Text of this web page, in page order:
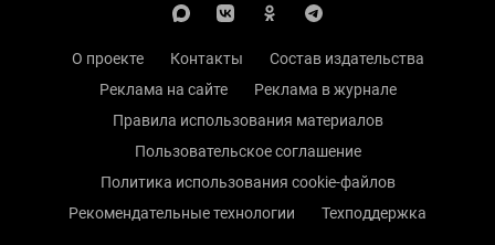
О проекте Контакты
Состав издательства
Реклама на сайте
Реклама в журнале
Правила использования материалов
Пользовательское соглашение
Политика использования cookie-файлов
Рекомендательные технологии
Техподдержка